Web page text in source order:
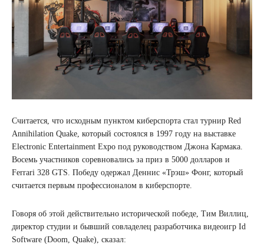
Считается, что исходным пунктом киберспорта стал турнир Red
Annihilation Quake, который состоялся в 1997 году на выставке
Electronic Entertainment Expo под руководством Джона Кармака.
Восемь участников соревновались за приз в 5000 долларов и
Ferrari 328 GTS. Победу одержал Деннис «Трэш» Фонг, который
считается первым профессионалом в киберспорте.
Говоря об этой действительно исторической победе, Тим Виллиц,
директор студии и бывший совладелец разработчика видеоигр Id
Software (Doom, Quake), сказал: